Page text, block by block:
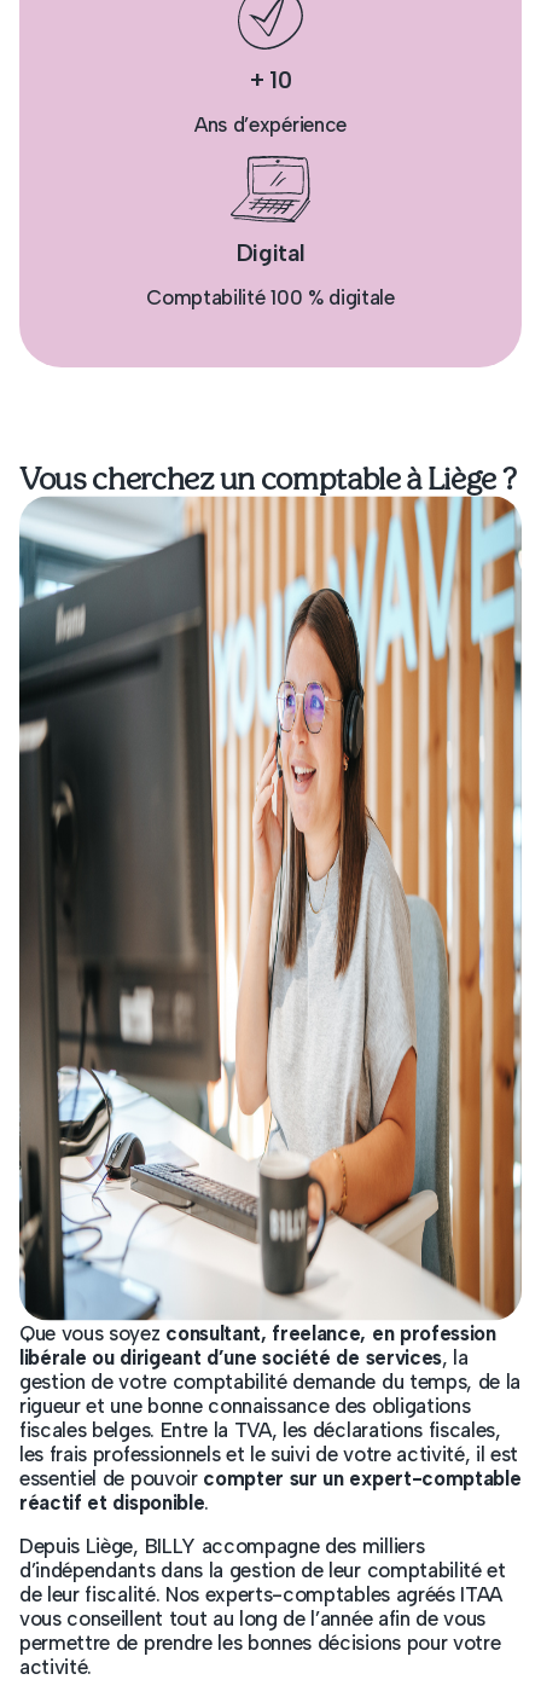
+ 10
Ans d’expérience
Digital
Comptabilité 100 % digitale
Vous cherchez un comptable à Liège ?
Que vous soyez consultant, freelance, en profession
libérale ou dirigeant d’une société de services, la
gestion de votre comptabilité demande du temps, de la
rigueur et une bonne connaissance des obligations
fiscales belges. Entre la TVA, les déclarations fiscales,
les frais professionnels et le suivi de votre activité, il est
essentiel de pouvoir compter sur un expert-comptable
réactif et disponible.
Depuis Liège, BILLY accompagne des milliers
d’indépendants dans la gestion de leur comptabilité et
de leur fiscalité. Nos experts-comptables agréés ITAA
vous conseillent tout au long de l’année afin de vous
permettre de prendre les bonnes décisions pour votre
activité.